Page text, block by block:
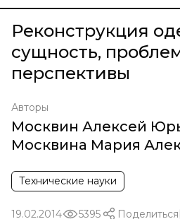
Реконструкция
сущность,
перспективы
Авторы
Москвин Алексей
Москвина Мария
Технические науки
19.02.2014 5395 Поделиться